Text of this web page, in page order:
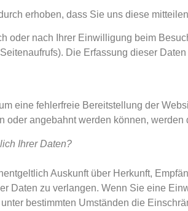
erhoben, dass Sie uns diese
oder nach Ihrer Einwilligung beim
Die Erfassung dieser
eine fehlerfreie Bereitstellung der
oder angebahnt werden können,
Ihrer Daten?
Auskunft über Herkunft,
Daten zu verlangen. Wenn Sie eine
bestimmten Umständen die